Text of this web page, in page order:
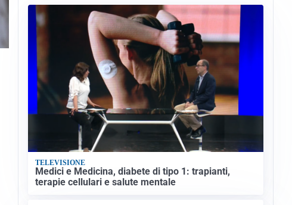
TELEVISIONE
Medici e Medicina, diabete di tipo 1: trapianti,
terapie cellulari e salute mentale